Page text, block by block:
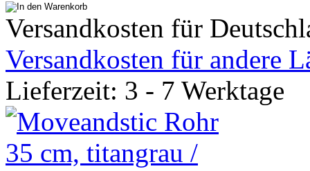
Versandkosten für
Versandkosten für andere
Lieferzeit: 3 - 7 Werktage